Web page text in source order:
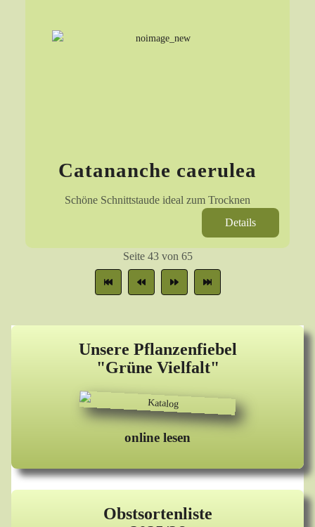
Unsere Pflanzenfiebel
"Grüne Vielfalt"
online lesen
Obstsortenliste
Catananche caerulea
Schöne Schnittstaude ideal zum Trocknen
Details
Seite 43 von 65